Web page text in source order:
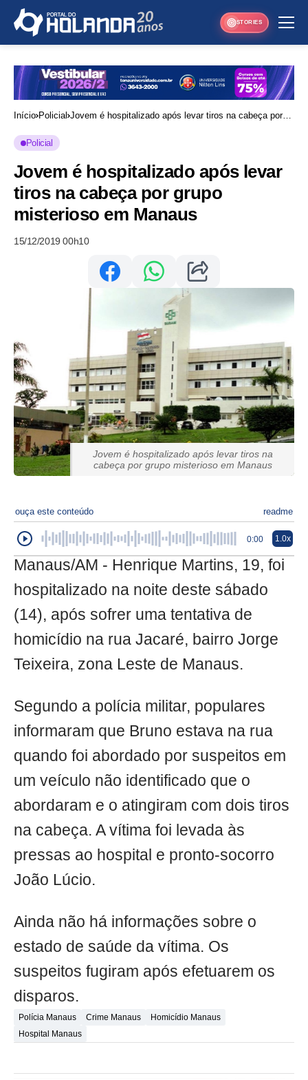
STORIES
Início Policial Jovem é hospitalizado após levar tiros na cabeça por
Policial
Jovem é hospitalizado após levar
tiros na cabeça por grupo
misterioso em Manaus
15/12/2019 00h10
Jovem é hospitalizado após levar tiros na
cabeça por grupo misterioso em Manaus
ouça este conteúdo readme
0:00 1.0x
Manaus/AM - Henrique Martins, 19, foi
hospitalizado na noite deste sábado
(14), após sofrer uma tentativa de
homicídio na rua Jacaré, bairro Jorge
Teixeira, zona Leste de Manaus.
Segundo a polícia militar, populares
informaram que Bruno estava na rua
quando foi abordado por suspeitos em
um veículo não identificado que o
abordaram e o atingiram com dois tiros
na cabeça. A vítima foi levada às
pressas ao hospital e pronto-socorro
João Lúcio.
Ainda não há informações sobre o
estado de saúde da vítima. Os
suspeitos fugiram após efetuarem os
disparos.
Polícia Manaus Crime Manaus
Homicídio Manaus
Hospital Manaus